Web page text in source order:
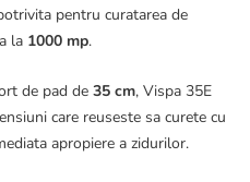
pentru curatarea de
la 1000 mp.
de pad de 35 cm, Vispa 35E
care reuseste sa curete cu
apropiere a zidurilor.